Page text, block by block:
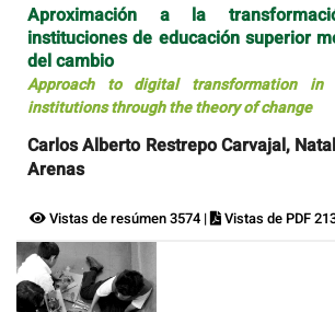
Aproximación a la
instituciones de educación superior
del cambio
Approach to digital transformation in
institutions through the theory of change
Carlos Alberto Restrepo Carvajal,
Arenas
Vistas de resúmen 3574 | Vistas de PDF